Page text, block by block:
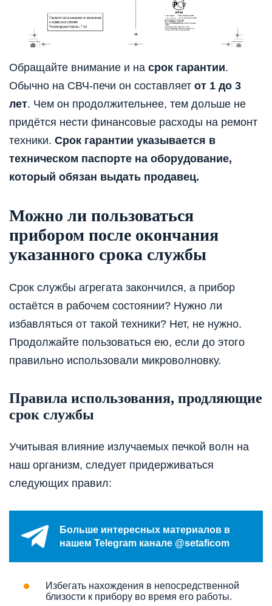
Обращайте внимание и на срок гарантии.
Обычно на СВЧ-печи он составляет от 1 до 3
лет. Чем он продолжительнее, тем дольше не
придётся нести финансовые расходы на ремонт
техники. Срок гарантии указывается в
техническом паспорте на оборудование,
который обязан выдать продавец.
Можно ли пользоваться
прибором после окончания
указанного срока службы
Срок службы агрегата закончился, а прибор
остаётся в рабочем состоянии? Нужно ли
избавляться от такой техники? Нет, не нужно.
Продолжайте пользоваться ею, если до этого
правильно использовали микроволновку.
Правила использования, продляющие
срок службы
Учитывая влияние излучаемых печкой волн на
наш организм, следует придерживаться
следующих правил:
Больше интересных материалов в
нашем Telegram канале @setaficom
Избегать нахождения в непосредственной
близости к прибору во время его работы.